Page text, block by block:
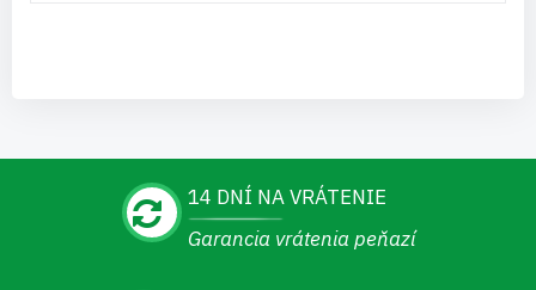
14 DNÍ NA VRÁTENIE
Garancia vrátenia peňazí